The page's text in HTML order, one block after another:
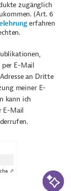
zugänglich
(Art. 6
erfahren
per E-Mail
an Dritte
meiner E-
kann ich
E-Mail
⇗ KI-